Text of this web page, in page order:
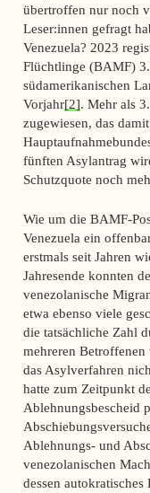
übertroffen nur noch
Leser:innen gefragt
Venezuela? 2023
Flüchtlinge (BAMF)
südamerikanischen
Vorjahr[2]. Mehr als
zugewiesen, das
fünften Asylantrag
Schutzquote noch
Wie um die BAMF-
Venezuela ein
erstmals seit Jahren
Jahresende konnten
venezolanische
etwa ebenso viele
die tatsächliche Zahl
mehreren
das Asylverfahren
hatte zum Zeitpunkt
Ablehnungsbescheid
Ablehnungs- und
venezolanischen
dessen